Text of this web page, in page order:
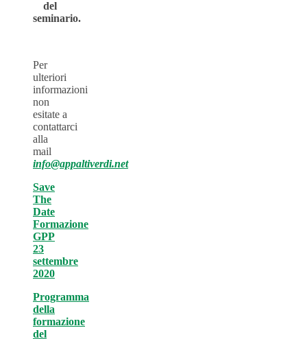
del
seminario.
Per
ulteriori
informazioni
non
esitate a
contattarci
alla
mail
info@appaltiverdi.net
Save
The
Date
Formazione
GPP
23
settembre
2020
Programma
della
formazione
del